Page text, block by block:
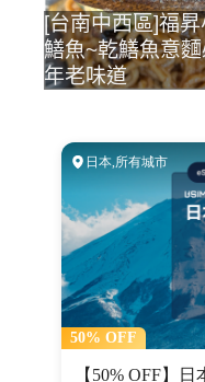
[台南中西區]福
鱔魚~乾鱔魚意
年老味道